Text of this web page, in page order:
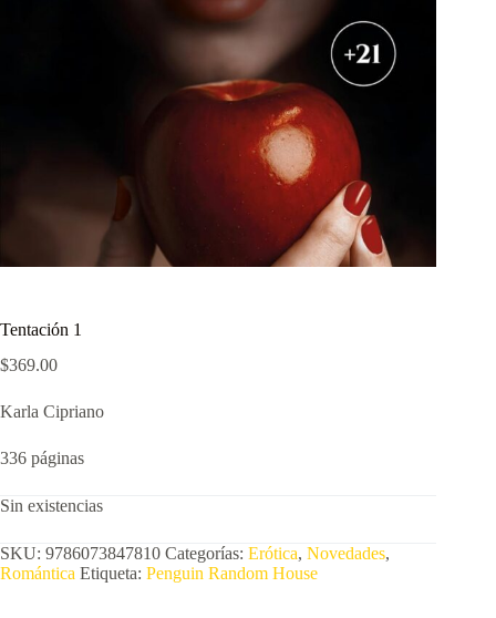
Tentación 1
$369.00
Karla Cipriano
336 páginas
Sin existencias
SKU: 9786073847810 Categorías: Erótica, Novedades,
Romántica Etiqueta: Penguin Random House